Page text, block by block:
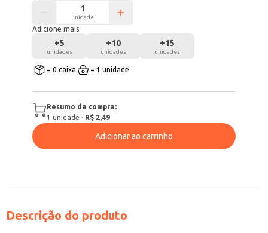
unidade
Adicione mais:
+5
unidades
+10
unidades
+15
unidades
= 0 caixa = 1 unidade
Resumo da compra:
1 unidade · R$ 2,49
Adicionar ao carrinho
Descrição do produto